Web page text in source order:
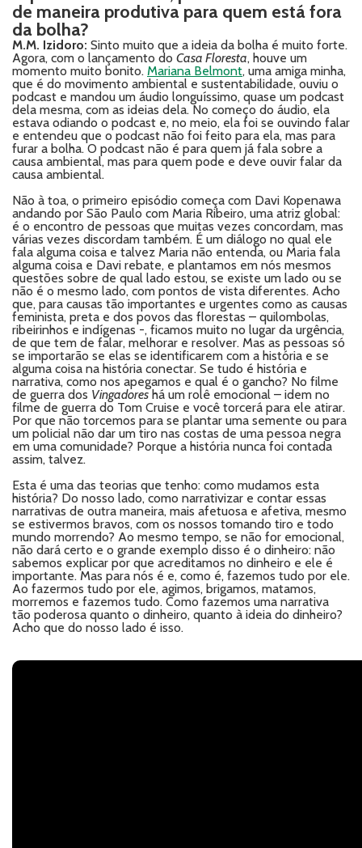
de maneira produtiva para quem está fora
da bolha?
M.M. Izidoro: Sinto muito que a ideia da bolha é muito forte.
Agora, com o lançamento do Casa Floresta, houve um
momento muito bonito. Mariana Belmont, uma amiga minha,
que é do movimento ambiental e sustentabilidade, ouviu o
podcast e mandou um áudio longuíssimo, quase um podcast
dela mesma, com as ideias dela. No começo do áudio, ela
estava odiando o podcast e, no meio, ela foi se ouvindo falar
e entendeu que o podcast não foi feito para ela, mas para
furar a bolha. O podcast não é para quem já fala sobre a
causa ambiental, mas para quem pode e deve ouvir falar da
causa ambiental.
Não à toa, o primeiro episódio começa com Davi Kopenawa
andando por São Paulo com Maria Ribeiro, uma atriz global:
é o encontro de pessoas que muitas vezes concordam, mas
várias vezes discordam também. É um diálogo no qual ele
fala alguma coisa e talvez Maria não entenda, ou Maria fala
alguma coisa e Davi rebate, e plantamos em nós mesmos
questões sobre de qual lado estou, se existe um lado ou se
não é o mesmo lado, com pontos de vista diferentes. Acho
que, para causas tão importantes e urgentes como as causas
feminista, preta e dos povos das florestas – quilombolas,
ribeirinhos e indígenas -, ficamos muito no lugar da urgência,
de que tem de falar, melhorar e resolver. Mas as pessoas só
se importarão se elas se identificarem com a história e se
alguma coisa na história conectar. Se tudo é história e
narrativa, como nos apegamos e qual é o gancho? No filme
de guerra dos Vingadoreshá um rolê emocional – idem no
filme de guerra do Tom Cruise e você torcerá para ele atirar.
Por que não torcemos para se plantar uma semente ou para
um policial não dar um tiro nas costas de uma pessoa negra
em uma comunidade? Porque a história nunca foi contada
assim, talvez.
Esta é uma das teorias que tenho: como mudamos esta
história? Do nosso lado, como narrativizar e contar essas
narrativas de outra maneira, mais afetuosa e afetiva, mesmo
se estivermos bravos, com os nossos tomando tiro e todo
mundo morrendo? Ao mesmo tempo, se não for emocional,
não dará certo e o grande exemplo disso é o dinheiro: não
sabemos explicar por que acreditamos no dinheiro e ele é
importante. Mas para nós é e, como é, fazemos tudo por ele.
Ao fazermos tudo por ele, agimos, brigamos, matamos,
morremos e fazemos tudo. Como fazemos uma narrativa
tão poderosa quanto o dinheiro, quanto à ideia do dinheiro?
Acho que do nosso lado é isso.